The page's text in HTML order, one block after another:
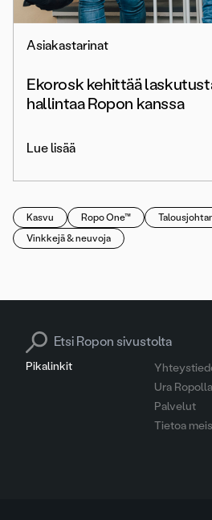
Asiakastarinat
Ekorosk kehittää
hallintaa Ropon kanssa
Lue lisää
Kasvu Ropo One™
Vinkkejä & neuvoja
Pikalinkit
Ura Ropolla
Palvelut
Tietoa
Search for: